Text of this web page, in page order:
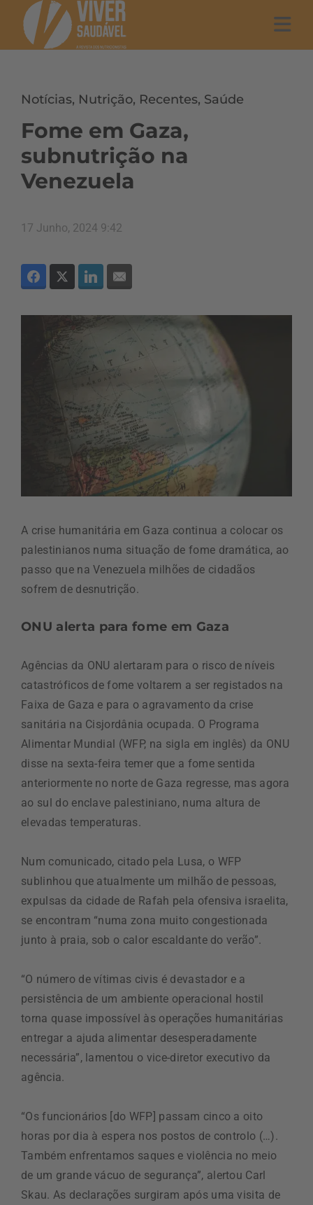
Notícias, Nutrição, Recentes, Saúde
Fome em Gaza,
subnutrição na
Venezuela
17 Junho, 2024 9:42
A crise humanitária em Gaza continua a colocar os
palestinianos numa situação de fome dramática, ao
passo que na Venezuela milhões de cidadãos
sofrem de desnutrição.
ONU alerta para fome em Gaza
Agências da ONU alertaram para o risco de níveis
catastróficos de fome voltarem a ser registados na
Faixa de Gaza e para o agravamento da crise
sanitária na Cisjordânia ocupada. O Programa
Alimentar Mundial (WFP, na sigla em inglês) da ONU
disse na sexta-feira temer que a fome sentida
anteriormente no norte de Gaza regresse, mas agora
ao sul do enclave palestiniano, numa altura de
elevadas temperaturas.
Num comunicado, citado pela Lusa, o WFP
sublinhou que atualmente um milhão de pessoas,
expulsas da cidade de Rafah pela ofensiva israelita,
se encontram “numa zona muito congestionada
junto à praia, sob o calor escaldante do verão”.
“O número de vítimas civis é devastador e a
persistência de um ambiente operacional hostil
torna quase impossível às operações humanitárias
entregar a ajuda alimentar desesperadamente
necessária”, lamentou o vice-diretor executivo da
agência.
“Os funcionários [do WFP] passam cinco a oito
horas por dia à espera nos postos de controlo (…).
Também enfrentamos saques e violência no meio
de um grande vácuo de segurança”, alertou Carl
Skau. As declarações surgiram após uma visita de